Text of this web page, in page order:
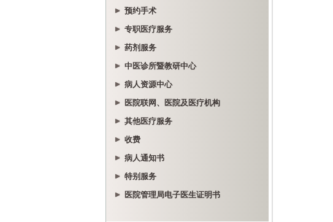
预约手术
专职医疗服务
药剂服务
中医诊所暨教研中心
病人资源中心
医院联网、医院及医疗机构
其他医疗服务
收费
病人通知书
特别服务
医院管理局电子医生证明书